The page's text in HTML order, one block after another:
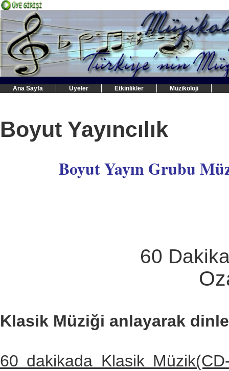
Ana Sayfa Üyeler Etkinlikler Müzikoloji
Boyut Yayıncılık
Boyut Yayın Grubu
60
Klasik Müziği anlayarak
60 dakikada Klasik